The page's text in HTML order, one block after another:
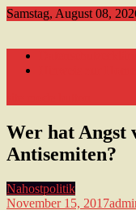
Skip
Samstag, August 08,
Wer hat Angst
Antisemiten?
Nahostpolitik
November 15, 2017